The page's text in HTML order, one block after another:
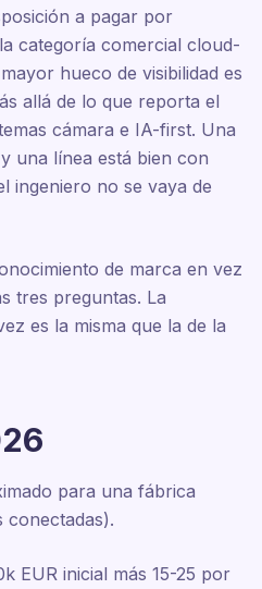
a pagar por
categoría comercial cloud-
hueco de visibilidad es
allá de lo que reporta el
cámara e IA-first. Una
una línea está bien con
ingeniero no se vaya de
de marca en vez
tres preguntas. La
es la misma que la de la
para una fábrica
conectadas).
EUR inicial más 15-25 por